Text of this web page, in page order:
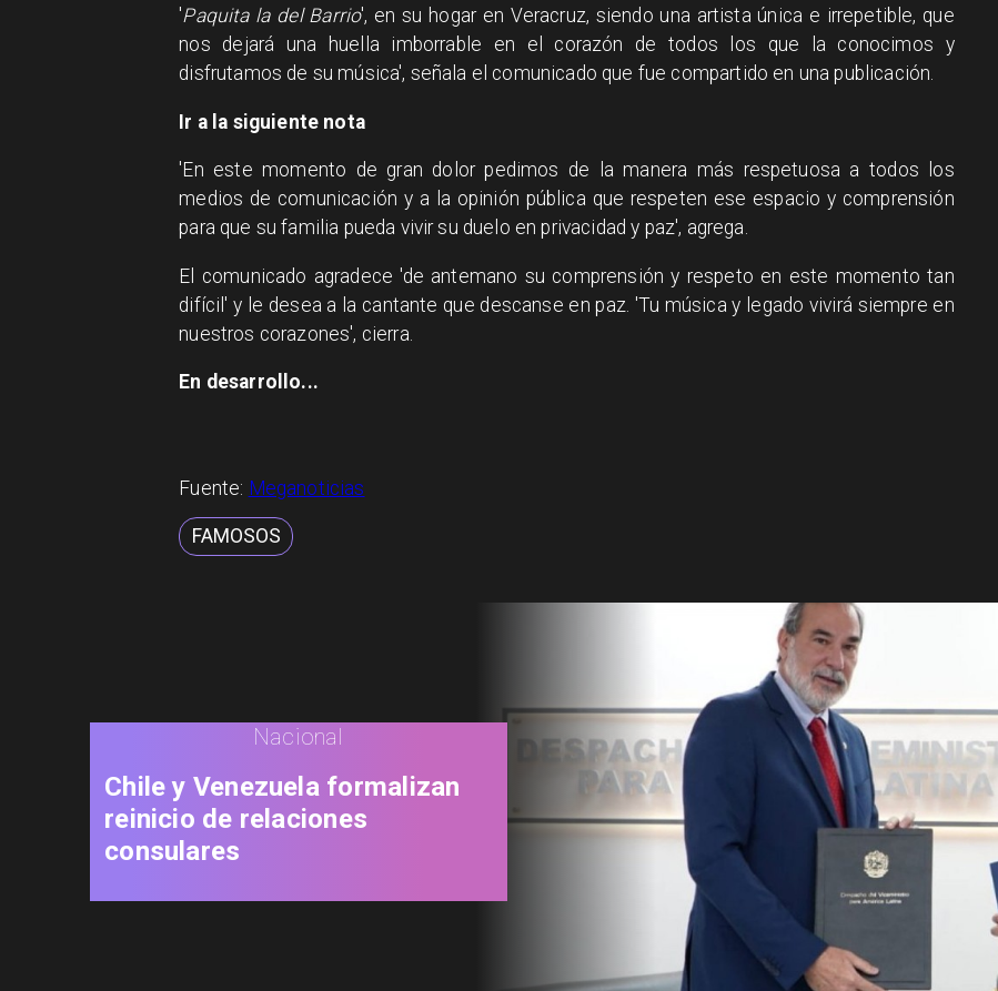
'Paquita la del Barrio', en su hogar en Veracruz, siendo una artista única e irrepetible, que
nos dejará una huella imborrable en el corazón de todos los que la conocimos y
disfrutamos de su música', señala el comunicado que fue compartido en una publicación.
Ir a la siguiente nota
'En este momento de gran dolor pedimos de la manera más respetuosa a todos los
medios de comunicación y a la opinión pública que respeten ese espacio y comprensión
para que su familia pueda vivir su duelo en privacidad y paz', agrega.
El comunicado agradece 'de antemano su comprensión y respeto en este momento tan
difícil' y le desea a la cantante que descanse en paz. 'Tu música y legado vivirá siempre en
nuestros corazones', cierra.
En desarrollo...
Fuente: Meganoticias
FAMOSOS
Nacional
Chile y Venezuela formalizan
reinicio de relaciones
consulares